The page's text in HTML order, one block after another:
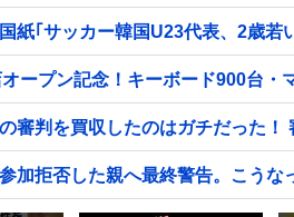
国紙｢サッカー韓国U23代表、2歳若
ープン記念！キーボード900台
審判を買収したのはガチだった
加拒否した親へ最終警告。こうな